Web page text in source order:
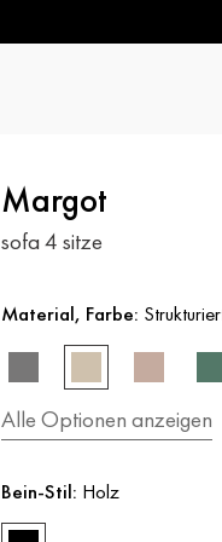
Margot
sofa 4 sitze
Material, Farbe:
Alle Optionen anzeigen
Bein-Stil: Holz